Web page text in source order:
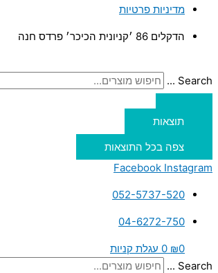
מדיניות פרטיות
הדקלים 86 ׳קניונית הכיכר׳ פרדס חנה
Search ...
תוצאות
צפה בכל התוצאות
Facebook Instagram
052-5737-520
04-6272-750
₪0
0 עגלת קניות
Search ...